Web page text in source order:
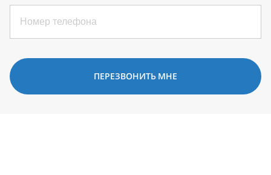
ПЕРЕЗВОНИТЬ МНЕ